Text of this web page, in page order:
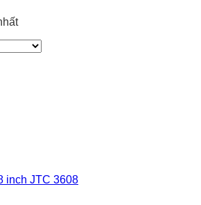
inch JTC 3608